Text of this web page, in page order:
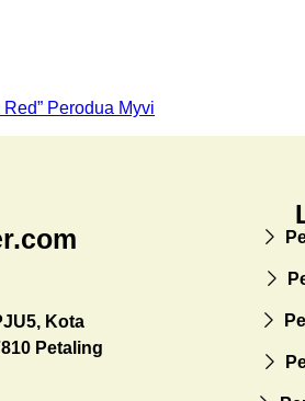
Perodua Myvi
Kota
Petaling